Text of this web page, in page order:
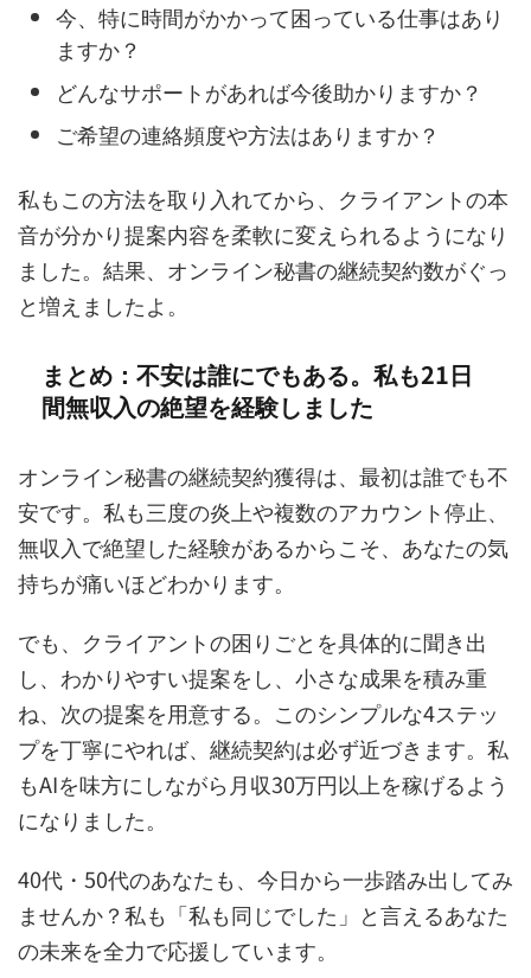
今、特に時間がかかって困っている仕事はあり
ますか？
どんなサポートがあれば今後助かりますか？
ご希望の連絡頻度や方法はありますか？
私もこの方法を取り入れてから、クライアントの本
音が分かり提案内容を柔軟に変えられるようになり
ました。結果、オンライン秘書の継続契約数がぐっ
と増えましたよ。
まとめ：不安は誰にでもある。私も21日
間無収入の絶望を経験しました
オンライン秘書の継続契約獲得は、最初は誰でも不
安です。私も三度の炎上や複数のアカウント停止、
無収入で絶望した経験があるからこそ、あなたの気
持ちが痛いほどわかります。
でも、クライアントの困りごとを具体的に聞き出
し、わかりやすい提案をし、小さな成果を積み重
ね、次の提案を用意する。このシンプルな4ステッ
プを丁寧にやれば、継続契約は必ず近づきます。私
もAIを味方にしながら月収30万円以上を稼げるよう
になりました。
40代・50代のあなたも、今日から一歩踏み出してみ
ませんか？私も「私も同じでした」と言えるあなた
の未来を全力で応援しています。